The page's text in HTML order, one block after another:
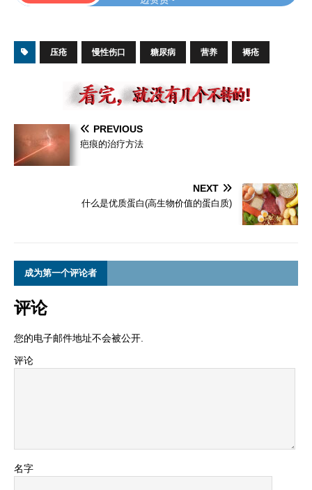
压疮 慢性伤口 糖尿病 营养 褥疮
PREVIOUS
疤痕的治疗方法
NEXT
什么是优质蛋白(高生物价值的蛋白质)
成为第一个评论者
评论
您的电子邮件地址不会被公开.
评论
名字